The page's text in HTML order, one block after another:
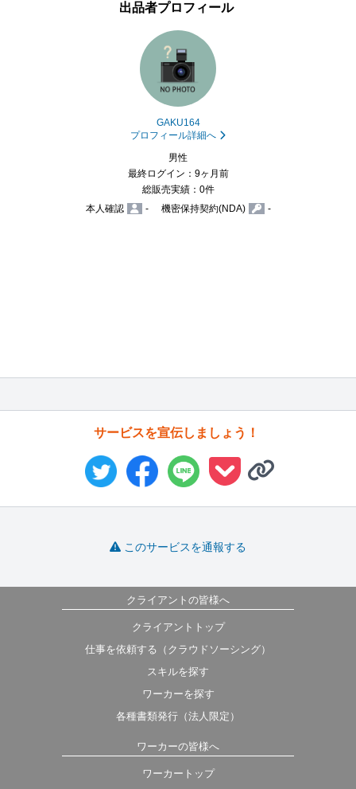
出品者プロフィール
GAKU164
プロフィール詳細へ
男性
最終ログイン：9ヶ月前
総販売実績：0件
本人確認
- 機密保持契約(NDA) -
サービスを宣伝しましょう！
このサービスを通報する
クライアントの皆様へ
クライアントトップ
仕事を依頼する（クラウドソーシング）
スキルを探す
ワーカーを探す
各種書類発行（法人限定）
ワーカーの皆様へ
ワーカートップ